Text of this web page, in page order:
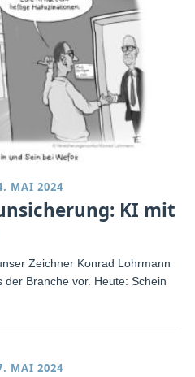
MAI 2024
KI mit
Zeichner Konrad Lohrmann
Branche vor. Heute: Schein
MAI 2024